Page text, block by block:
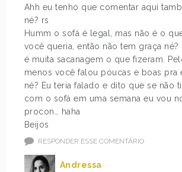
Ahh eu tenho que comentar aqui
né? rs
Humm o sofá é legal, mas não é o
você queria, então não tem graça né?
é muita sacanagem o que fizeram.
menos você falou poucas e boas pra
né? Eu teria falado e dito que se não
com o sofá em uma semana eu vou
procon… haha
Beijos
RESPONDER ESSE COMENTÁRIO
Andressa